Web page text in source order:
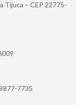
Tijuca – CEP 22775-
7735